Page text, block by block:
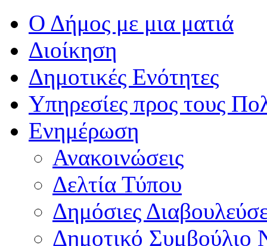
Ο Δήμος με μια ματιά
Διοίκηση
Δημοτικές Ενότητες
Υπηρεσίες προς τους
Ενημέρωση
Ανακοινώσεις
Δελτία Τύπου
Δημόσιες
Δημοτικό Συμβούλιο